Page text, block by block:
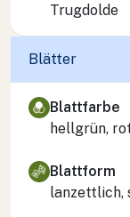
Trugdolde
Blätter
Blattfarbe
hellgrün,
Blattform
lanzettlich,